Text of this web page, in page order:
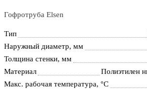
Гофротруба Elsen
Тип
Наружный диаметр, мм
Толщина стенки, мм
Материал
Полиэтилен
Макс. рабочая температура, °С